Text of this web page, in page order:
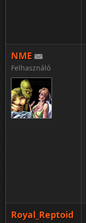
NME
Felhasználó
Royal_Reptoid